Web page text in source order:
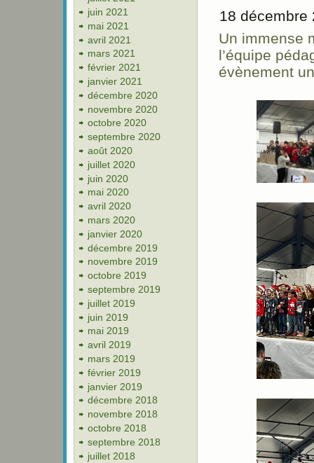
juin 2021
mai 2021
avril 2021
mars 2021
février 2021
janvier 2021
décembre 2020
novembre 2020
octobre 2020
septembre 2020
août 2020
juillet 2020
juin 2020
mai 2020
avril 2020
mars 2020
janvier 2020
décembre 2019
novembre 2019
octobre 2019
septembre 2019
juillet 2019
juin 2019
mai 2019
avril 2019
mars 2019
février 2019
janvier 2019
décembre 2018
novembre 2018
octobre 2018
septembre 2018
juillet 2018
18 décembre
Un immense
l’équipe
évènement